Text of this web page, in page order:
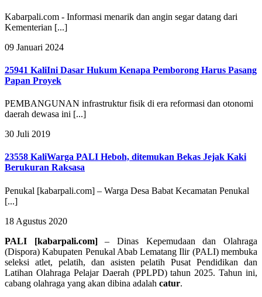
Kabarpali.com - Informasi menarik dan angin segar datang dari
Kementerian [...]
09 Januari 2024
25941 KaliIni Dasar Hukum Kenapa Pemborong Harus Pasang
Papan Proyek
PEMBANGUNAN infrastruktur fisik di era reformasi dan otonomi
daerah dewasa ini [...]
30 Juli 2019
23558 KaliWarga PALI Heboh, ditemukan Bekas Jejak Kaki
Berukuran Raksasa
Penukal [kabarpali.com] – Warga Desa Babat Kecamatan Penukal
[...]
18 Agustus 2020
PALI [kabarpali.com]– Dinas Kepemudaan dan Olahraga
(Dispora) Kabupaten Penukal Abab Lematang Ilir (PALI) membuka
seleksi atlet, pelatih, dan asisten pelatih Pusat Pendidikan dan
Latihan Olahraga Pelajar Daerah (PPLPD) tahun 2025. Tahun ini,
cabang olahraga yang akan dibina adalah catur.